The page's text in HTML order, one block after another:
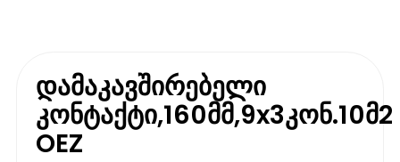
დამაკავშირებელი
კონტაქტი,160მმ,9x3კონ.10მ2
OEZ